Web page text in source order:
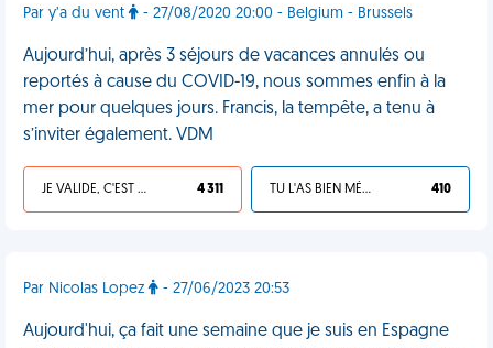
Par y’a du vent - 27/08/2020 20:00 - Belgium - Brussels
Aujourd’hui, après 3 séjours de vacances annulés ou
reportés à cause du COVID-19, nous sommes enfin à la
mer pour quelques jours. Francis, la tempête, a tenu à
s’inviter également. VDM
JE VALIDE, C'EST UNE VDM 4 311 TU L'AS BIEN MÉRITÉ 410
Par Nicolas Lopez - 27/06/2023 20:53
Aujourd'hui, ça fait une semaine que je suis en Espagne